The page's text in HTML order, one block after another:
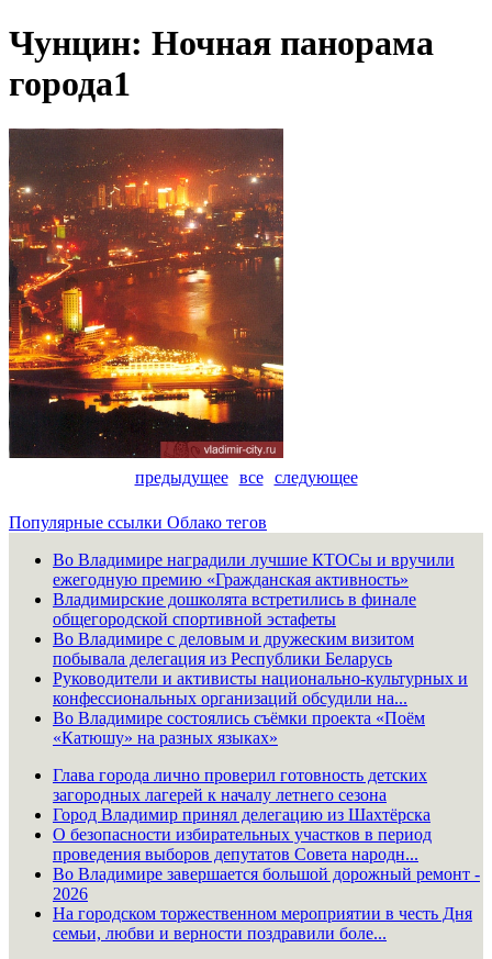
Чунцин: Ночная панорама
города1
предыдущее все следующее
Популярные ссылки Облако тегов
Во Владимире наградили лучшие КТОСы и вручили
ежегодную премию «Гражданская активность»
Владимирские дошколята встретились в финале
общегородской спортивной эстафеты
Во Владимире с деловым и дружеским визитом
побывала делегация из Республики Беларусь
Руководители и активисты национально-культурных и
конфессиональных организаций обсудили на...
Во Владимире состоялись съёмки проекта «Поём
«Катюшу» на разных языках»
Глава города лично проверил готовность детских
загородных лагерей к началу летнего сезона
Город Владимир принял делегацию из Шахтёрска
О безопасности избирательных участков в период
проведения выборов депутатов Совета народн...
Во Владимире завершается большой дорожный ремонт -
2026
На городском торжественном мероприятии в честь Дня
семьи, любви и верности поздравили боле...